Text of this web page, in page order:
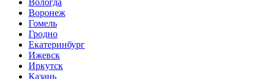
Вологда
Воронеж
Гомель
Гродно
Екатеринбург
Ижевск
Иркутск
Казань